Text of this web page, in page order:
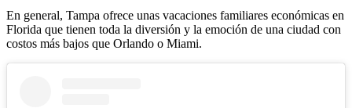
En general, Tampa ofrece unas vacaciones familiares económicas en
Florida que tienen toda la diversión y la emoción de una ciudad con
costos más bajos que Orlando o Miami.